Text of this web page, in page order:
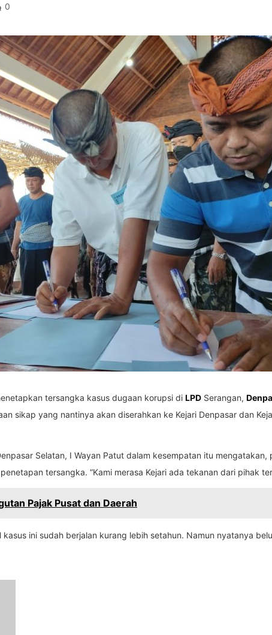
0
tersangka kasus dugaan korupsi di LPD Serangan,
sikap yang nantinya akan diserahkan ke Kejari Denpasar dan
Selatan, I Wayan Patut dalam kesempatan itu
tersangka. “Kami merasa Kejari ada tekanan dari pihak
Pajak Pusat dan Daerah
ini sudah berjalan kurang lebih setahun. Namun nyatanya